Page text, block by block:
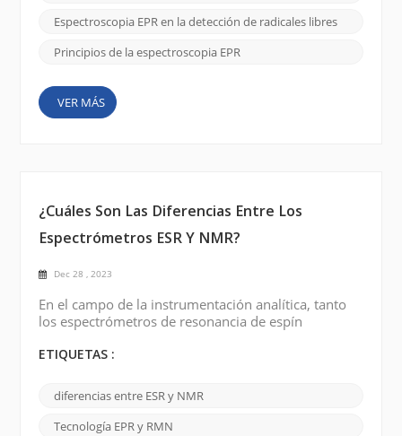
sistemas biológicos y químicos. Imagen a través de
Espectroscopia EPR en la detección de radicales libres
Principios de la espectroscopia EPR
VER MÁS
¿Cuáles Son Las Diferencias Entre Los
Espectrómetros ESR Y NMR?
Dec 28 , 2023
En el campo de la instrumentación analítica, tanto
los espectrómetros de resonancia de espín
resonancia magnética nuclear (RMN) desempeñan
similares, existen diferencias significativas entre las
dos técnicas. Espectrómetro ESR: Los
espectrómetros de resonancia de espín electrónico
ETIQUETAS :
diferencias entre ESR y NMR
Tecnología EPR y RMN